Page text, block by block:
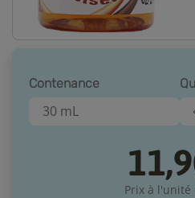
Contenance
30 mL
Prix à l'unité